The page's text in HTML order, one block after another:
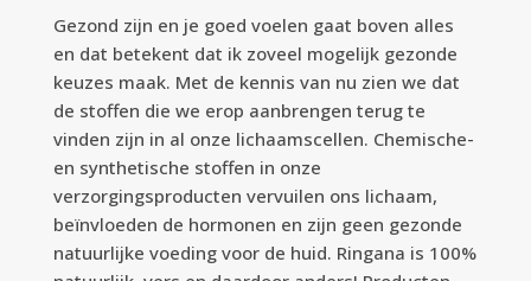
Gezond zijn en je goed voelen gaat boven alles
en dat betekent dat ik zoveel mogelijk gezonde
keuzes maak. Met de kennis van nu zien we dat
de stoffen die we erop aanbrengen terug te
vinden zijn in al onze lichaamscellen. Chemische-
en synthetische stoffen in onze
verzorgingsproducten vervuilen ons lichaam,
beïnvloeden de hormonen en zijn geen gezonde
natuurlijke voeding voor de huid. Ringana is 100%